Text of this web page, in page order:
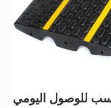
للوصول اليومي